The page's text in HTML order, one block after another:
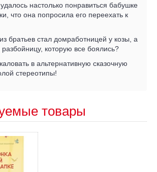
настолько понравиться бабушке
что она попросила его переехать к
братьев стал домработницей у козы, а
которую все боялись?
в альтернативную сказочную
стереотипы!
товары